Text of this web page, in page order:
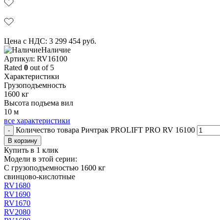
Цена с НДС: 3 299 454 руб.
Наличие
Aртикул: RV16100
Rated 0 out of 5
Характеристики
Грузоподъемность
1600 кг
Высота подъема вил
10 м
все характеристики
- Количество товара Ричтрак PROLIFT PRO RV 16100
В корзину
Купить в 1 клик
Модели в этой серии:
С грузоподъемностью 1600 кг
свинцово-кислотные
RV1680
RV1690
RV1670
RV2080